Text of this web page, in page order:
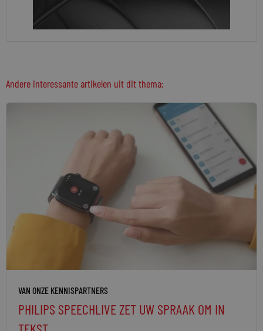
Andere interessante artikelen uit dit thema:
VAN ONZE KENNISPARTNERS
PHILIPS SPEECHLIVE ZET UW SPRAAK OM IN